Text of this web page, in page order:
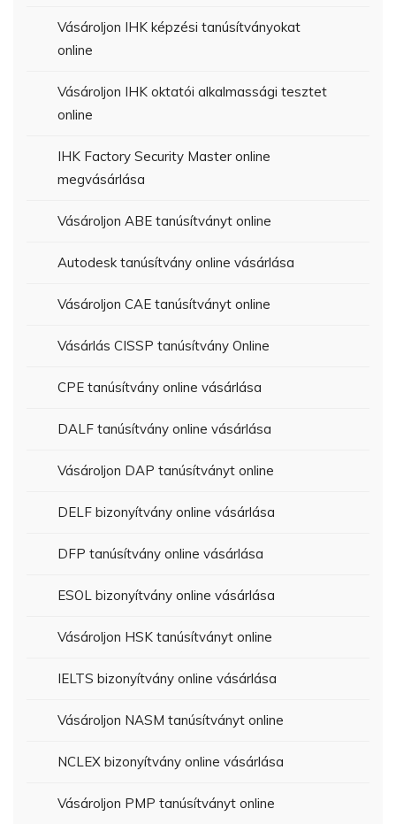
Vásároljon IHK képzési tanúsítványokat
online
Vásároljon IHK oktatói alkalmassági tesztet
online
IHK Factory Security Master online
megvásárlása
Vásároljon ABE tanúsítványt online
Autodesk tanúsítvány online vásárlása
Vásároljon CAE tanúsítványt online
Vásárlás CISSP tanúsítvány Online
CPE tanúsítvány online vásárlása
DALF tanúsítvány online vásárlása
Vásároljon DAP tanúsítványt online
DELF bizonyítvány online vásárlása
DFP tanúsítvány online vásárlása
ESOL bizonyítvány online vásárlása
Vásároljon HSK tanúsítványt online
IELTS bizonyítvány online vásárlása
Vásároljon NASM tanúsítványt online
NCLEX bizonyítvány online vásárlása
Vásároljon PMP tanúsítványt online